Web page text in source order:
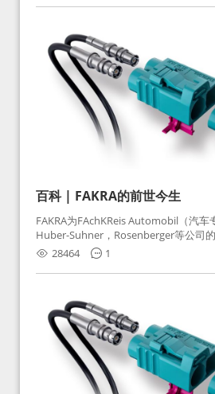
百科 | FAKRA的前世今生
FAKRA为FAchKReis Automobil（汽车
Huber-Suhner，Rosenberger等公司
Huber-Suhner相关连接器业务及技术在
Rosenberger）缩写。起初为BMW需
接，如今FAKRA已成为汽车行业通用
28464 1